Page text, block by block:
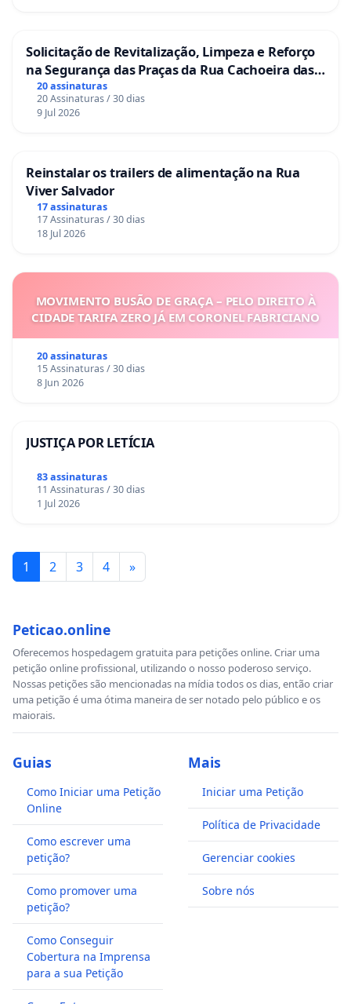
Solicitação de Revitalização, Limpeza e Reforço
na Segurança das Praças da Rua Cachoeira das
Sete Ilhas
20 assinaturas
20 Assinaturas / 30 dias
9 Jul 2026
Reinstalar os trailers de alimentação na Rua
Viver Salvador
17 assinaturas
17 Assinaturas / 30 dias
18 Jul 2026
MOVIMENTO BUSÃO DE GRAÇA – PELO DIREITO À
CIDADE TARIFA ZERO JÁ EM CORONEL FABRICIANO
20 assinaturas
15 Assinaturas / 30 dias
8 Jun 2026
JUSTIÇA POR LETÍCIA
83 assinaturas
11 Assinaturas / 30 dias
1 Jul 2026
1 2 3 4 »
Peticao.online
Oferecemos hospedagem gratuita para petições online. Criar uma
petição online profissional, utilizando o nosso poderoso serviço.
Nossas petições são mencionadas na mídia todos os dias, então criar
uma petição é uma ótima maneira de ser notado pelo público e os
maiorais.
Guias
Como Iniciar uma Petição
Online
Como escrever uma
petição?
Como promover uma
petição?
Como Conseguir
Cobertura na Imprensa
para a sua Petição
Mais
Iniciar uma Petição
Política de Privacidade
Gerenciar cookies
Sobre nós